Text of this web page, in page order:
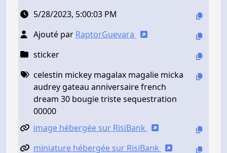
5/28/2023, 5:00:03 PM
Ajouté par RaptorGuevara
sticker
celestin mickey magalax magalie micka
audrey gateau anniversaire french
dream 30 bougie triste sequestration
00000
image hébergée sur RisiBank
miniature hébergée sur RisiBank